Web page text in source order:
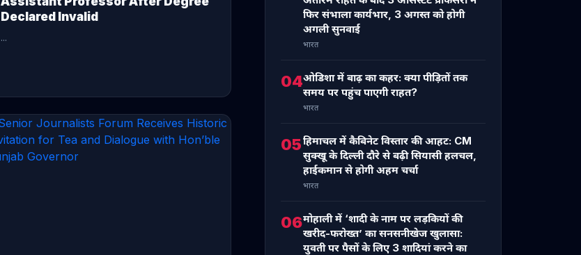
Declared Invalid
...
फिर संभाला कार्यभार, 3 अगस्त को होगी
अगली सुनवाई
भारत
04ओडिशा में बाढ़ का कहर: क्या पीड़ितों तक
समय पर पहुंच पाएगी राहत?
भारत
05हिमाचल में कैबिनेट विस्तार की आहट: CM
सुक्खू के दिल्ली दौरे से बढ़ी सियासी हलचल,
हाईकमान से होगी अहम चर्चा
भारत
06मोहाली में ‘शादी के नाम पर लड़कियों की
खरीद-फरोख्त’ का सनसनीखेज खुलासा:
युवती पर पैसों के लिए 3 शादियां करने का